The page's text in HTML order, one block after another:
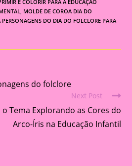
E COLORIR PARA A EDUCAÇÃO
, MOLDE DE COROA DIA DO
DO DIA DO FOLCLORE PARA
do folclore
Next Post
Tema Explorando as Cores do
Arco-Íris na Educação Infantil